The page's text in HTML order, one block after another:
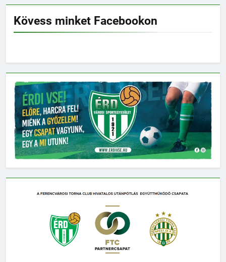
Kövess minket Facebookon